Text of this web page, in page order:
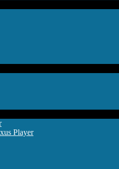
Player